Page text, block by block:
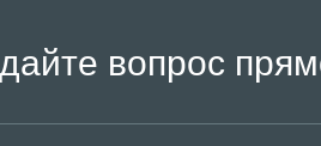
вопрос